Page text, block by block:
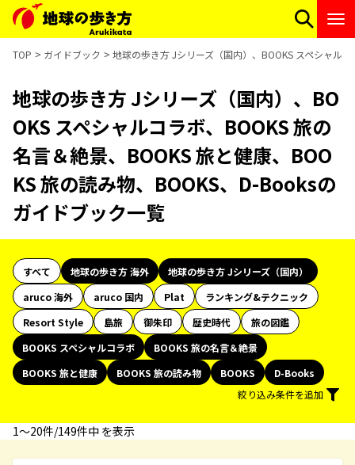
TOP ガイドブック 地球の歩き方 Jシリーズ（国内）、BOOKS スペシャル
地球の歩き方 Jシリーズ（国内）、BO
OKS スペシャルコラボ、BOOKS 旅の
名言＆絶景、BOOKS 旅と健康、BOO
KS 旅の読み物、BOOKS、D-Booksの
ガイドブック一覧
すべて 地球の歩き方 海外
地球の歩き方 Jシリーズ（国内）
aruco 海外
aruco 国内 Plat
ランキング&テクニック
Resort Style
島旅 御朱印 歴史時代
旅の図鑑
BOOKS スペシャルコラボ
BOOKS 旅の名言＆絶景
BOOKS 旅と健康
BOOKS 旅の読み物 BOOKS
D-Books
絞り込み条件を追加
1〜20件/149件中 を表示